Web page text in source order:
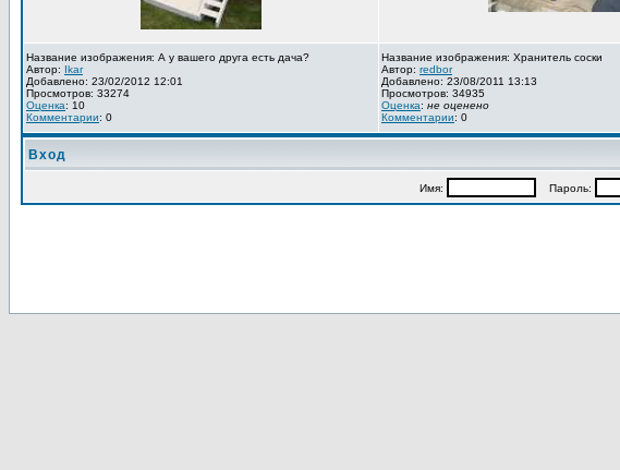
Название изображения: А у вашего друга есть дача?
Автор: Ikar
Добавлено: 23/02/2012 12:01
Просмотров: 33274
Оценка: 10
Комментарии: 0
Название изображения: Хранитель соски
Автор: redbor
Добавлено: 23/08/2011 13:13
Просмотров: 34935
Оценка: не оценено
Комментарии: 0
Вход
Имя: Пароль: